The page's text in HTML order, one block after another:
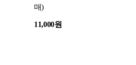
매)
11,000원